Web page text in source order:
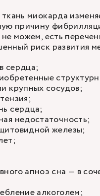
миокарда
причину
можем, есть
риск развития
сердца;
крупных сосудов;
сердца;
недостаточность;
железы;
апноэ сна — в
алкоголем;